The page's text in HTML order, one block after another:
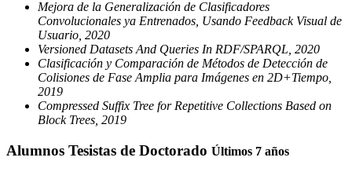
Mejora de la Generalización de Clasificadores
Convolucionales ya Entrenados, Usando Feedback Visual de
Usuario, 2020
Versioned Datasets And Queries In RDF/SPARQL, 2020
Clasificación y Comparación de Métodos de Detección de
Colisiones de Fase Amplia para Imágenes en 2D+Tiempo,
2019
Compressed Suffix Tree for Repetitive Collections Based on
Block Trees, 2019
Alumnos Tesistas de Doctorado Últimos 7 años